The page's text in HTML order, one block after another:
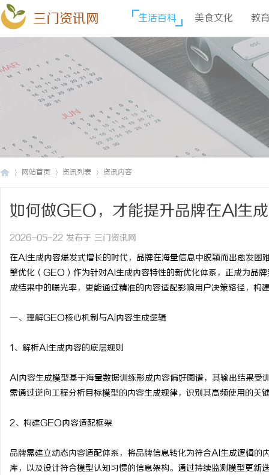
三门资讯网 生活百科 美食文化 教
网站首页 资讯列表 资讯内容
如何做GEO，才能提升品牌在AI生
2026-05-22 发布于 三门资讯网
在AI生成内容爆发式增长的时代，品牌在海量信息中脱颖而出愈发
擎优化（GEO）作为针对AI生成内容特性的新优化体系，正成为品
成结果中的曝光率，更能通过精准的内容适配影响用户决策路径，构
一、理解GEO核心机制与AI内容生成逻辑
1、解析AI生成内容的底层规则
AI内容生成模型基于海量数据训练形成内容偏好图谱，其输出结果
需通过逆向工程分析目标模型的内容生成规律，识别其高频使用的关
2、构建GEO内容适配框架
品牌需建立动态内容适配体系，将品牌信息转化为符合AI生成逻辑
库，以及设计符合模型认知习惯的信息架构。通过持续监测模型更新